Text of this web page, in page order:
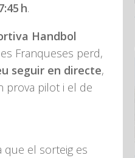
h.
Handbol
Franqueses perd,
seguir en directe,
prova pilot i el de
que el sorteig es